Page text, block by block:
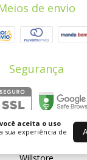
você aceita o uso
sua experiência de
de envio
Segurança